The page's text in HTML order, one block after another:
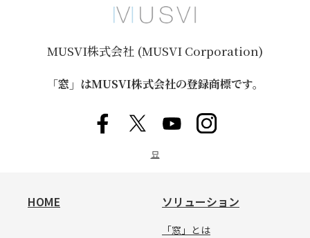
MUSVI株式会社 (MUSVI Corporation)
「窓」はMUSVI株式会社の登録商標です。
묘
HOME ソリューション
「窓」とは